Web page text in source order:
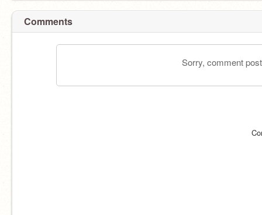
Comments
Sorry, comment